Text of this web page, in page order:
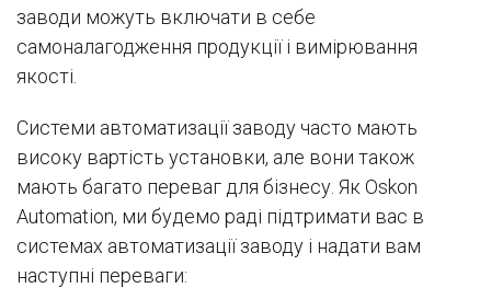
заводи можуть включати в себе
самоналагодження продукції і вимірювання
якості.
Системи автоматизації заводу часто мають
високу вартість установки, але вони також
мають багато переваг для бізнесу. Як Oskon
Automation, ми будемо раді підтримати вас в
системах автоматизації заводу і надати вам
наступні переваги: